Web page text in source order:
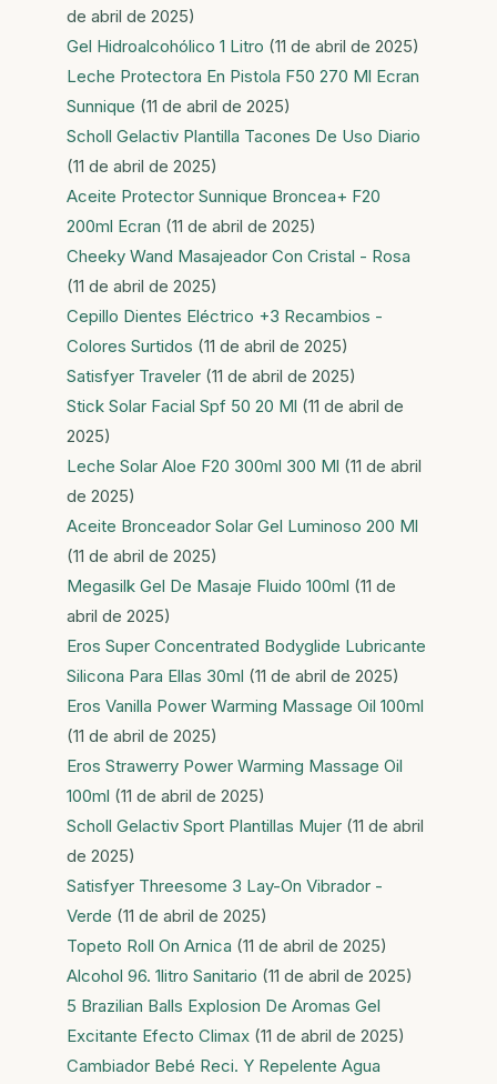
de abril de 2025)
Gel Hidroalcohólico 1 Litro (11 de abril de 2025)
Leche Protectora En Pistola F50 270 Ml Ecran
Sunnique (11 de abril de 2025)
Scholl Gelactiv Plantilla Tacones De Uso Diario
(11 de abril de 2025)
Aceite Protector Sunnique Broncea+ F20
200ml Ecran (11 de abril de 2025)
Cheeky Wand Masajeador Con Cristal - Rosa
(11 de abril de 2025)
Cepillo Dientes Eléctrico +3 Recambios -
Colores Surtidos (11 de abril de 2025)
Satisfyer Traveler (11 de abril de 2025)
Stick Solar Facial Spf 50 20 Ml (11 de abril de
2025)
Leche Solar Aloe F20 300ml 300 Ml (11 de abril
de 2025)
Aceite Bronceador Solar Gel Luminoso 200 Ml
(11 de abril de 2025)
Megasilk Gel De Masaje Fluido 100ml (11 de
abril de 2025)
Eros Super Concentrated Bodyglide Lubricante
Silicona Para Ellas 30ml (11 de abril de 2025)
Eros Vanilla Power Warming Massage Oil 100ml
(11 de abril de 2025)
Eros Strawerry Power Warming Massage Oil
100ml (11 de abril de 2025)
Scholl Gelactiv Sport Plantillas Mujer (11 de abril
de 2025)
Satisfyer Threesome 3 Lay-On Vibrador -
Verde (11 de abril de 2025)
Topeto Roll On Arnica (11 de abril de 2025)
Alcohol 96. 1litro Sanitario (11 de abril de 2025)
5 Brazilian Balls Explosion De Aromas Gel
Excitante Efecto Climax (11 de abril de 2025)
Cambiador Bebé Reci. Y Repelente Agua